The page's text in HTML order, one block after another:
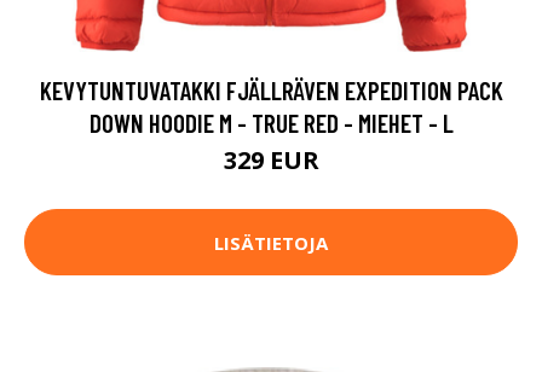
KEVYTUNTUVATAKKI FJÄLLRÄVEN EXPEDITION PACK
DOWN HOODIE M - TRUE RED - MIEHET - L
329 EUR
LISÄTIETOJA